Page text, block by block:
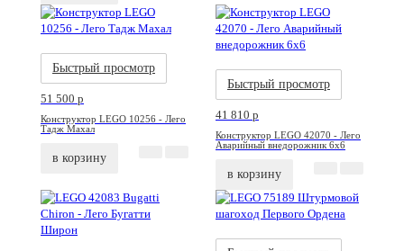
Быстрый просмотр
51 500 p
Конструктор LEGO 10256 - Лего
Тадж Махал
в корзину
Быстрый просмотр
41 810 p
Конструктор LEGO 42070 - Лего
Аварийный внедорожник 6х6
в корзину